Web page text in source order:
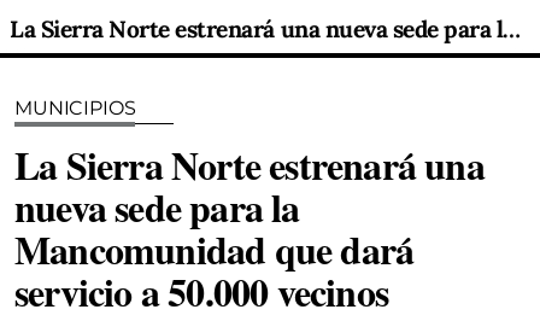
La Sierra Norte estrenará una nueva sede para la Mancomunidad que dará servicio a 50.000 vecinos
MUNICIPIOS
La Sierra Norte estrenará una
nueva sede para la
Mancomunidad que dará
servicio a 50.000 vecinos